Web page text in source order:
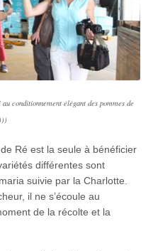
conditionnement élégant des pommes de
Ré est la seule à bénéficier
différentes sont
suivie par la Charlotte.
il ne s’écoule au
de la récolte et la